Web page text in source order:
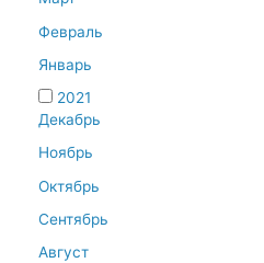
Февраль
Январь
2021
Декабрь
Ноябрь
Октябрь
Сентябрь
Август